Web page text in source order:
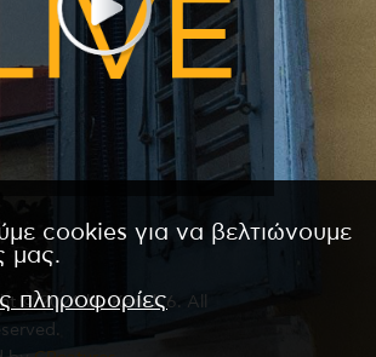
© 2026 by Kanali 6. All
cookies για να βελτιώνουμε
μας.
πληροφορίες